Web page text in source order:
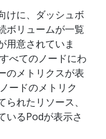
けに、ダッシュボ
ボリュームが一覧
用意されていま
べてのノードにわ
のメトリクスが表
ードのメトリク
れたリソース、
いるPodが表示さ